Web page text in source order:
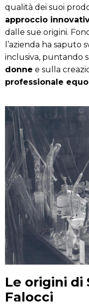
qualità dei suoi
approccio
dalle sue origini.
l’azienda ha
inclusiva, puntando
donne e sulla
professionale
Le origini di
Falocci